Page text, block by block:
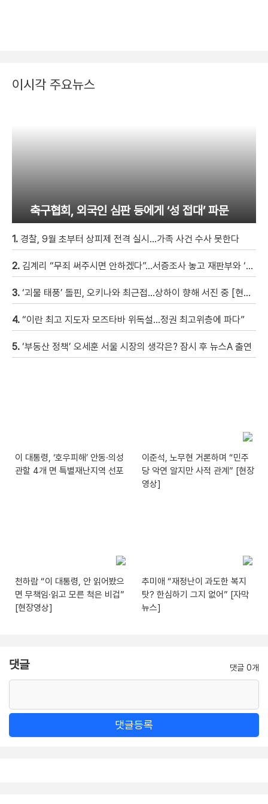
이시각 주요뉴스
축구협회, 외국인 심판 등에게 ‘성 접대’ 파문
1. 경찰, 9월 초부터 상피제 전격 실시…가족 사건 수사 못한다
2. 김계리 “무죄 써주시면 안하겠다”…서증조사 놓고 재판부와 ‘신경전’ [현장영상]
3. ‘괴물 태풍’ 돌핀, 오키나와 최근접…상하이 향해 서진 중 [현장영상]
4. “이란 최고 지도자 모즈타바 위독설…정권 최고위층에 파다”
5. ‘부동산 정책’ 오세훈 서울 시장의 생각은? 잠시 후 뉴스A 출연
이 대통령, ‘호우피해’ 안동·의성
관할 4개 면 특별재난지역 선포
이준석, 노무현 거론하며 “민주
당 악연 알지만 사적 관계” [현장
영상]
천하람 “이 대통령, 안 읽어봤으
면 무책임·읽고 모른 척은 비겁”
[현장영상]
추미애 “재정난이 과도한 복지
탓? 한심하기 그지 없어” [자막
뉴스]
댓글 댓글 0개
댓글등록